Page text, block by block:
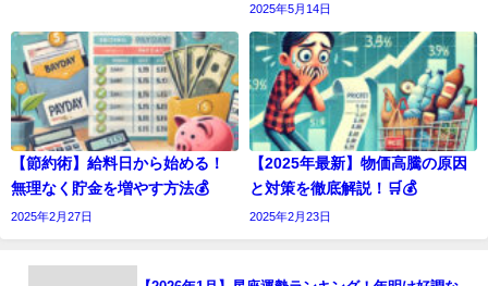
2025年5月14日
【節約術】給料日から始める！
無理なく貯金を増やす方法💰
2025年2月27日
【2025年最新】物価高騰の原因
と対策を徹底解説！🛒💰
2025年2月23日